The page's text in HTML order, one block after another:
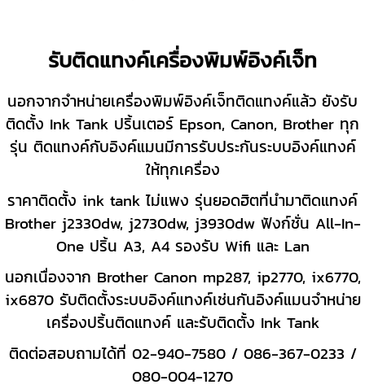
รับติดแทงค์เครื่องพิมพ์อิงค์เจ็ท
นอกจากจำหน่ายเครื่องพิมพ์อิงค์เจ็ทติดแทงค์แล้ว ยังรับ
ติดตั้ง Ink Tank ปริ้นเตอร์ Epson, Canon, Brother ทุก
รุ่น ติดแทงค์กับอิงค์แมนมีการรับประกันระบบอิงค์แทงค์
ให้ทุกเครื่อง
ราคาติดตั้ง ink tank ไม่แพง รุ่นยอดฮิตที่นำมาติดแทงค์
Brother j2330dw, j2730dw, j3930dw ฟังก์ชั่น All-In-
One ปริ้น A3, A4 รองรับ Wifi และ Lan
นอกเนื่องจาก Brother Canon mp287, ip2770, ix6770,
ix6870 รับติดตั้งระบบอิงค์แทงค์เช่นกันอิงค์แมนจำหน่าย
เครื่องปริ้นติดแทงค์ และรับติดตั้ง Ink Tank
ติดต่อสอบถามได้ที่ 02-940-7580 / 086-367-0233 /
080-004-1270